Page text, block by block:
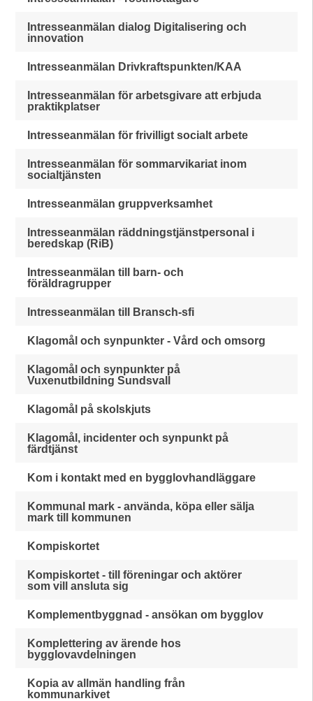
Intresseanmälan dialog Digitalisering och
innovation
Intresseanmälan Drivkraftspunkten/KAA
Intresseanmälan för arbetsgivare att erbjuda
praktikplatser
Intresseanmälan för frivilligt socialt arbete
Intresseanmälan för sommarvikariat inom
socialtjänsten
Intresseanmälan gruppverksamhet
Intresseanmälan räddningstjänstpersonal i
beredskap (RiB)
Intresseanmälan till barn- och
föräldragrupper
Intresseanmälan till Bransch-sfi
Klagomål och synpunkter - Vård och omsorg
Klagomål och synpunkter på
Vuxenutbildning Sundsvall
Klagomål på skolskjuts
Klagomål, incidenter och synpunkt på
färdtjänst
Kom i kontakt med en bygglovhandläggare
Kommunal mark - använda, köpa eller sälja
mark till kommunen
Kompiskortet
Kompiskortet - till föreningar och aktörer
som vill ansluta sig
Komplementbyggnad - ansökan om bygglov
Komplettering av ärende hos
bygglovavdelningen
Kopia av allmän handling från
kommunarkivet